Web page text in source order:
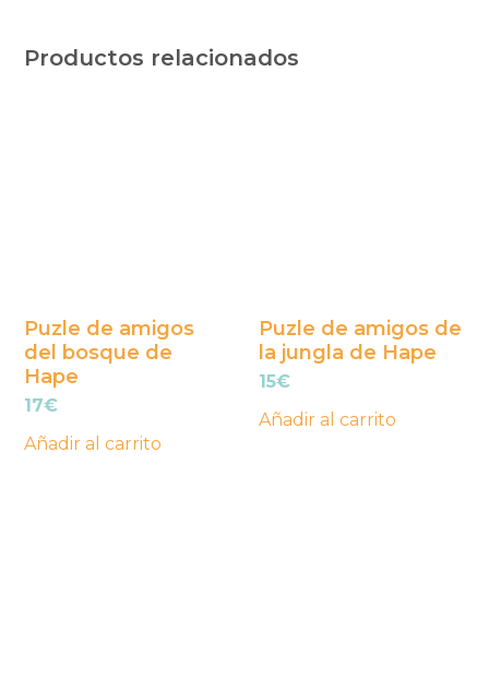
Productos relacionados
Puzle de amigos
del bosque de
Hape
17€
Añadir al carrito
Puzle de amigos de
la jungla de Hape
15€
Añadir al carrito